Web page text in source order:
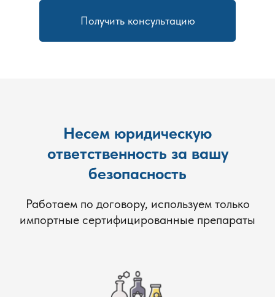
Получить консультацию
Несем юридическую
ответственность за вашу
безопасность
Работаем по договору, используем только
импортные сертифицированные препараты